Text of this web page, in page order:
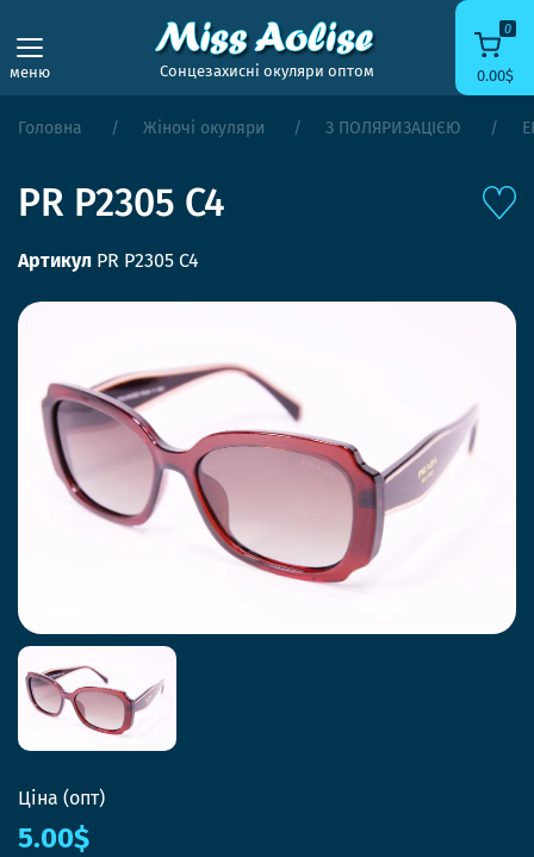
меню Сонцезахисні окуляри оптом
0
0.00$
Головна Жіночі окуляри З ПОЛЯРИЗАЦІЄЮ
PR P2305 C4
Артикул PR P2305 C4
Ціна (опт)
5.00$